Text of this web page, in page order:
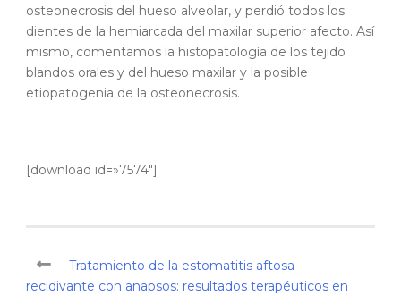
osteonecrosis del hueso alveolar, y perdió todos los
dientes de la hemiarcada del maxilar superior afecto. Así
mismo, comentamos la histopatología de los tejido
blandos orales y del hueso maxilar y la posible
etiopatogenia de la osteonecrosis.
[download id=»7574″]
Tratamiento de la estomatitis aftosa
recidivante con anapsos: resultados terapéuticos en